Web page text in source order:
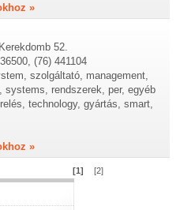
»
52.
(76) 441104
szolgáltató, management,
systems, rendszerek, per, egyéb
technology, gyártás, smart,
»
[1] [2]